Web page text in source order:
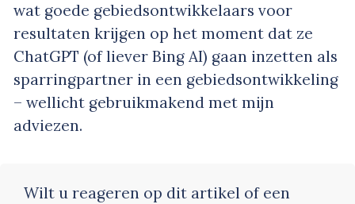
wat goede gebiedsontwikkelaars voor
resultaten krijgen op het moment dat ze
ChatGPT (of liever Bing AI) gaan inzetten als
sparringpartner in een gebiedsontwikkeling
– wellicht gebruikmakend met mijn
adviezen.
Wilt u reageren op dit artikel of een